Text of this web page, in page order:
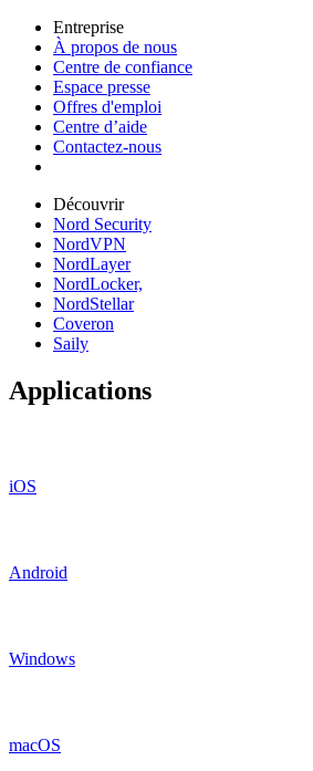
Entreprise
À propos de nous
Centre de confiance
Espace presse
Offres d'emploi
Centre d’aide
Contactez-nous
Découvrir
Nord Security
NordVPN
NordLayer
NordLocker,
NordStellar
Coveron
Saily
Applications
iOS
Android
Windows
macOS